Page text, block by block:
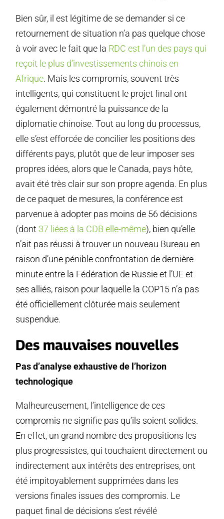
Bien sûr, il est légitime de se demander si ce
retournement de situation n’a pas quelque chose
à voir avec le fait que la RDC est l’un des pays qui
reçoit le plus d’investissements chinois en
Afrique. Mais les compromis, souvent très
intelligents, qui constituent le projet final ont
également démontré la puissance de la
diplomatie chinoise. Tout au long du processus,
elle s’est efforcée de concilier les positions des
différents pays, plutôt que de leur imposer ses
propres idées, alors que le Canada, pays hôte,
avait été très clair sur son propre agenda. En plus
de ce paquet de mesures, la conférence est
parvenue à adopter pas moins de 56 décisions
(dont 37 liées à la CDB elle-même), bien qu’elle
n’ait pas réussi à trouver un nouveau Bureau en
raison d’une pénible confrontation de dernière
minute entre la Fédération de Russie et l’UE et
ses alliés, raison pour laquelle la COP15 n’a pas
été officiellement clôturée mais seulement
suspendue.
Des mauvaises nouvelles
Pas d’analyse exhaustive de l’horizon
technologique
Malheureusement, l’intelligence de ces
compromis ne signifie pas qu’ils soient solides.
En effet, un grand nombre des propositions les
plus progressistes, qui touchaient directement ou
indirectement aux intérêts des entreprises, ont
été impitoyablement supprimées dans les
versions finales issues des compromis. Le
paquet final de décisions s’est révélé